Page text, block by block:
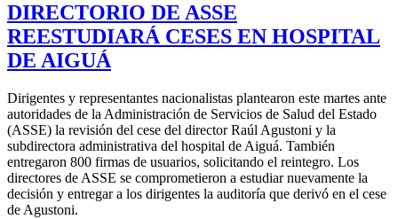
DIRECTORIO DE ASSE
REESTUDIARÁ CESES EN HOSPITAL
DE AIGUÁ
Dirigentes y representantes nacionalistas plantearon este martes ante
autoridades de la Administración de Servicios de Salud del Estado
(ASSE) la revisión del cese del director Raúl Agustoni y la
subdirectora administrativa del hospital de Aiguá. También
entregaron 800 firmas de usuarios, solicitando el reintegro. Los
directores de ASSE se comprometieron a estudiar nuevamente la
decisión y entregar a los dirigentes la auditoría que derivó en el cese
de Agustoni.